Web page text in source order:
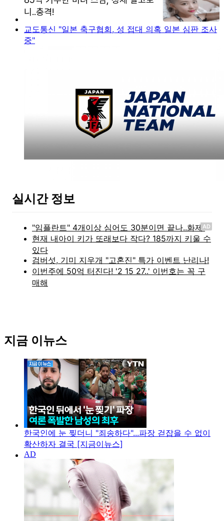
교도통신 "일본 축구협회, 성 접대 의혹 일본 심판 조사
중"
실시간 정보
AD
지금 이뉴스
한국인에 눈 찢더니 "죄송하다"...파장 걷잡을 수 없이
확산하자 결국 [지금이뉴스]